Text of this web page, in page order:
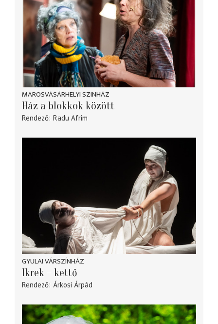
MAROSVÁSÁRHELYI SZINHÁZ
Ház a blokkok között
Rendező Radu Afrim
GYULAI VÁRSZÍNHÁZ
Ikrek – kettő
Rendező Árkosi Árpád